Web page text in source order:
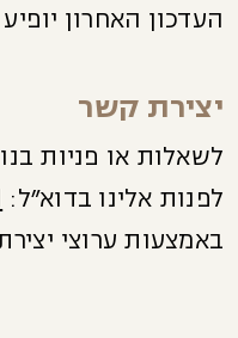
העדכון האחרון
יצירת קשר
לשאלות או פניות
לפנות אלינו בדוא"ל:
באמצעות ערוצי